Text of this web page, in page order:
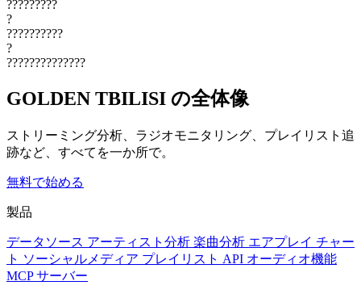
?????????
?
??????????
?
??????????????
GOLDEN TBILISI の全体像
ストリーミング分析、ラジオモニタリング、プレイリスト追
跡など、すべてを一か所で。
無料で始める
製品
データソース アーティスト分析 楽曲分析 エアプレイ チャー
ト ソーシャルメディア プレイリスト API オーディオ機能
MCP サーバー